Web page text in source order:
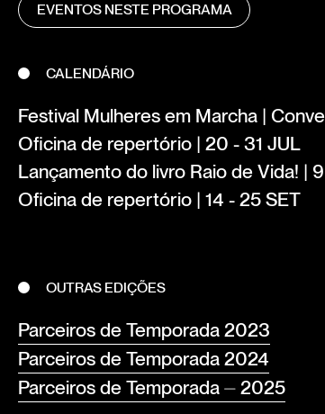
EVENTOS NESTE PROGRAMA
CALENDÁRIO
Festival Mulheres em Marcha |
Oficina de repertório | 20 - 31 JUL
Lançamento do livro Raio de Vida! |
Oficina de repertório | 14 - 25 SET
OUTRAS EDIÇÕES
Parceiros de Temporada 2023
Parceiros de Temporada 2024
Parceiros de Temporada ⏤ 2025